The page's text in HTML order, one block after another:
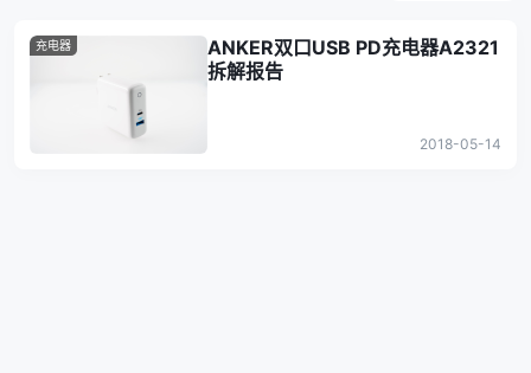
充电器
ANKER双口USB PD充电器A2321
拆解报告
2018-05-14